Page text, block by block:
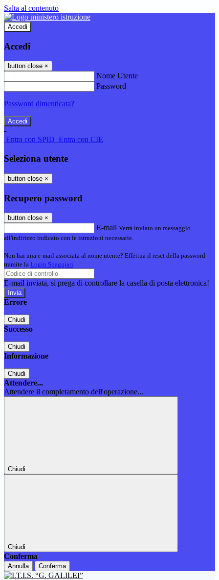
Salta al contenuto
Accedi
Accedi
button close ×
Nome Utente
Password
Password dimenticata?
-
Entra con SPID Entra con CIE
Seleziona utente
button close ×
Recupero password
button close ×
E-mail Verrà inviato un messaggio
all'indirizzo indicato con le istruzioni necessarie.
Non hai una e-mail associata al nome utente? Effettua il reset della password
tramite la Login Spaggiari
E-mail inviata, si prega di controllare la casella di posta elettronica!
Errore
Chiudi
Successo
Chiudi
Informazione
Chiudi
Attendere...
Attendere il completamento dell'operazione...
Chiudi
Chiudi
Conferma
Annulla Conferma